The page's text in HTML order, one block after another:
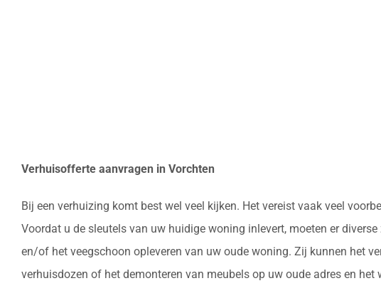
Verhuisofferte aanvragen in Vorchten
Bij een verhuizing komt best wel veel kijken. Het vereist vaak veel
Voordat u de sleutels van uw huidige woning inlevert, moeten er
en/of het veegschoon opleveren van uw oude woning. Zij kunnen het
verhuisdozen of het demonteren van meubels op uw oude adres en